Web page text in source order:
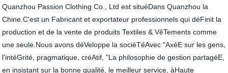
Quanzhou Passion Clothing Co., Ltd est situéDans Quanzhou la
Chine.C'est un Fabricant et exportateur professionnels qui déFinit la
production et de la vente de produits Textiles & VêTements comme
une seule.Nous avons déVeloppe la sociéTéAvec "AxéE sur les gens,
l'intéGrité, pragmatique, créAtif, "La philosophie de gestion partagéE,
en insistant sur la bonne qualité, le meilleur service, àHaute